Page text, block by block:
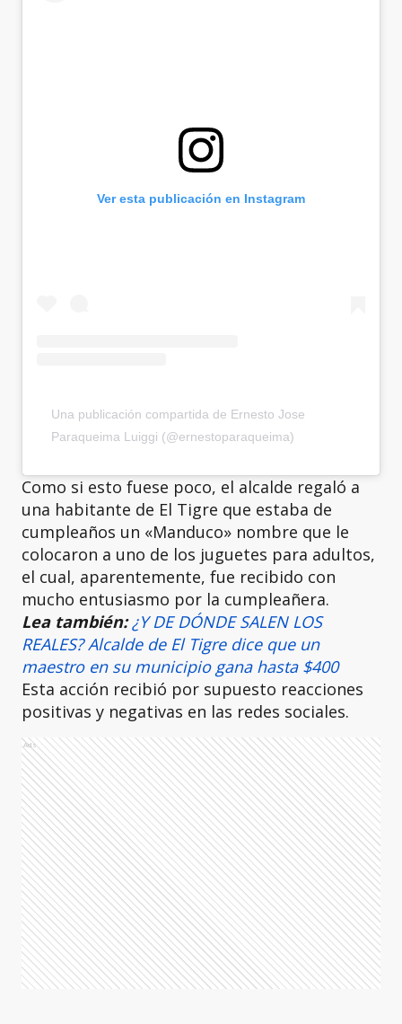
Ver esta publicación en Instagram
Una publicación compartida de Ernesto Jose
Paraqueima Luiggi (@ernestoparaqueima)
Como si esto fuese poco, el alcalde regaló a
una habitante de El Tigre que estaba de
cumpleaños un «Manduco» nombre que le
colocaron a uno de los juguetes para adultos,
el cual, aparentemente, fue recibido con
mucho entusiasmo por la cumpleañera.
Lea también: ¿Y DE DÓNDE SALEN LOS
REALES? Alcalde de El Tigre dice que un
maestro en su municipio gana hasta $400
Esta acción recibió por supuesto reacciones
positivas y negativas en las redes sociales.
Ads